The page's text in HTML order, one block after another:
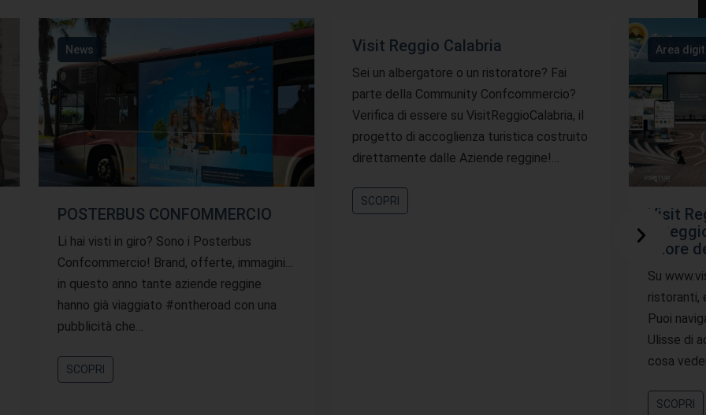
News
POSTERBUS CONFOMMERCIO
Li hai visti in giro? Sono i Posterbus
Confcommercio! Brand, offerte, immagini…
in questo anno tante aziende reggine
hanno già viaggiato #ontheroad con una
pubblicità che…
SCOPRI
Visit Reggio Calabria
Sei un albergatore o un ristoratore? Fai
parte della Community Confcommercio?
Verifica di essere su VisitReggioCalabria, il
progetto di accoglienza turistica costruito
direttamente dalle Aziende reggine!…
SCOPRI
Area
Visit
a
cuore
Su
ristoranti,
Puoi
Ulisse di
cosa
SCOPRI